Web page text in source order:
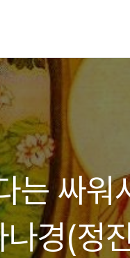
는 싸워
경(정